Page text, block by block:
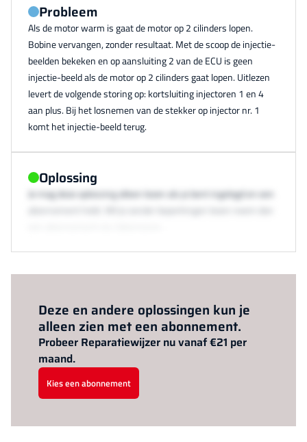
Probleem
Als de motor warm is gaat de motor op 2 cilinders lopen.
Bobine vervangen, zonder resultaat. Met de scoop de injectie-
beelden bekeken en op aansluiting 2 van de ECU is geen
injectie-beeld als de motor op 2 cilinders gaat lopen. Uitlezen
levert de volgende storing op: kortsluiting injectoren 1 en 4
aan plus. Bij het losnemen van de stekker op injector nr. 1
komt het injectie-beeld terug.
Oplossing
Je mag deze oplossing alleen lezen als je bent ingelogd en een
Deze en andere oplossingen kun je
alleen zien met een abonnement.
Probeer Reparatiewijzer nu vanaf €21 per
maand.
Kies een abonnement